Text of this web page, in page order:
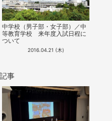
中学校（男子部・女子部）／中
等教育学校​ ​来年度入試日程に
ついて
2016.04.21 (木)
事